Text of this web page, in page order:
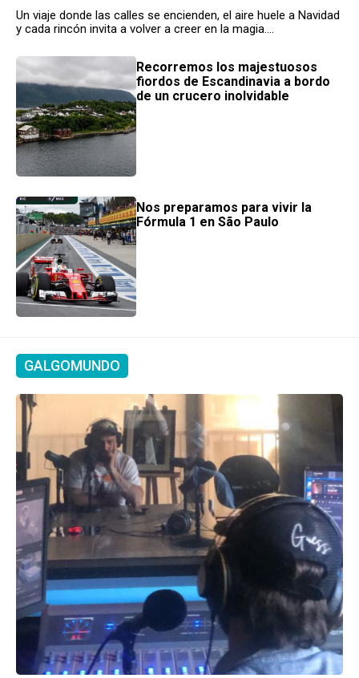
Un viaje donde las calles se encienden, el aire huele a Navidad
y cada rincón invita a volver a creer en la magia....
Recorremos los majestuosos
fiordos de Escandinavia a bordo
de un crucero inolvidable
Nos preparamos para vivir la
Fórmula 1 en São Paulo
GALGOMUNDO